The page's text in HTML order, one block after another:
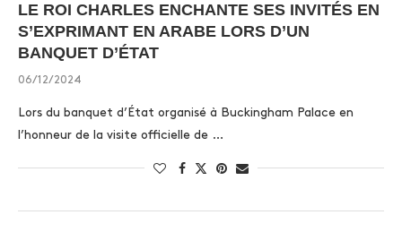
LE ROI CHARLES ENCHANTE SES INVITÉS EN
S’EXPRIMANT EN ARABE LORS D’UN
BANQUET D’ÉTAT
06/12/2024
Lors du banquet d’État organisé à Buckingham Palace en
l’honneur de la visite officielle de …